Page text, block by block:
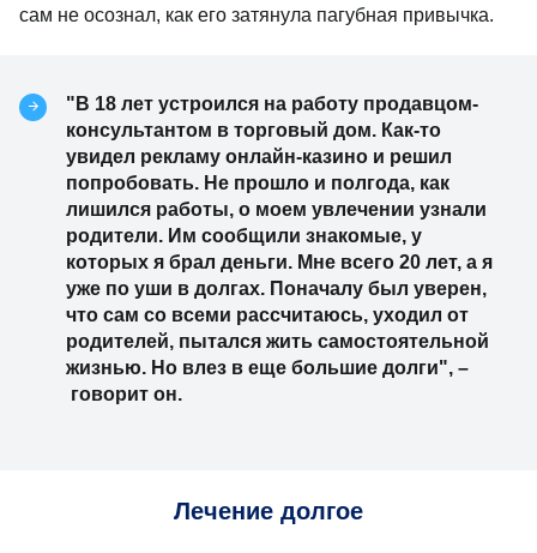
сам не осознал, как его затянула пагубная привычка.
"В 18 лет устроился на работу продавцом-
консультантом в торговый дом. Как-то
увидел рекламу онлайн-казино и решил
попробовать. Не прошло и полгода, как
лишился работы, о моем увлечении узнали
родители. Им сообщили знакомые, у
которых я брал деньги. Мне всего 20 лет, а я
уже по уши в долгах. Поначалу был уверен,
что сам со всеми рассчитаюсь, уходил от
родителей, пытался жить самостоятельной
жизнью. Но влез в еще большие долги", –
говорит он.
Лечение долгое